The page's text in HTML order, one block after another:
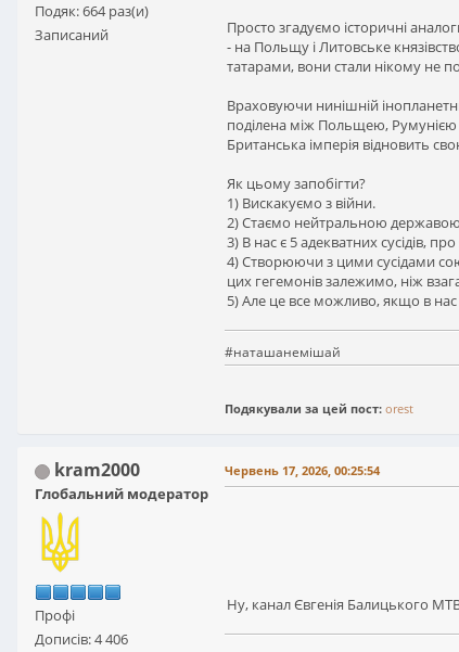
Подяк: 664 раз(и)
Записаний
Просто згадуємо історичні
- на Польщу і Литовське
татарами, вони стали нікому не
Враховуючи нинішній
поділена між Польщею, Румунією
Британська імперія відновить
Як цьому запобігти?
1) Вискакуємо з війни.
2) Стаємо нейтральною державою.
3) В нас є 5 адекватних сусідів,
4) Створюючи з цими сусідами
цих гегемонів залежимо, ніж
5) Але це все можливо, якщо в нас
#наташанемішай
Подякували за цей пост: orest
kram2000
Глобальний модератор
Профі
Дописів: 4 406
Червень 17, 2026, 00:25:54
Ну, канал Євгенія Балицького